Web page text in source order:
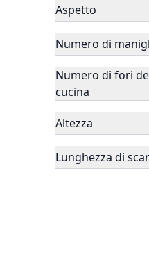
Aspetto
Numero di
Numero di fori
cucina
Altezza
Lunghezza di